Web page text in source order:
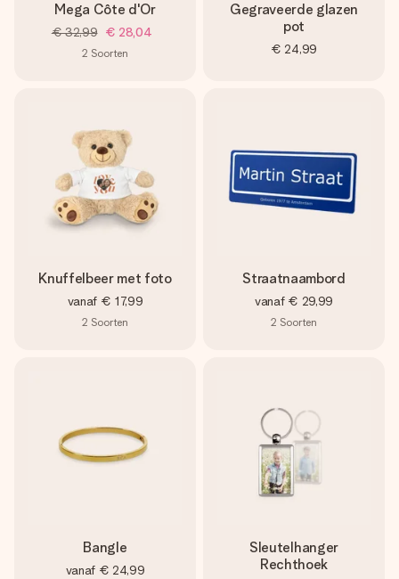
Mega Côte d'Or
€ 32,99 € 28,04
2 Soorten
Gegraveerde glazen
pot
€ 24,99
Knuffelbeer met foto
vanaf € 17,99
2 Soorten
Straatnaambord
vanaf € 29,99
2 Soorten
Bangle
vanaf € 24,99
Sleutelhanger
Rechthoek